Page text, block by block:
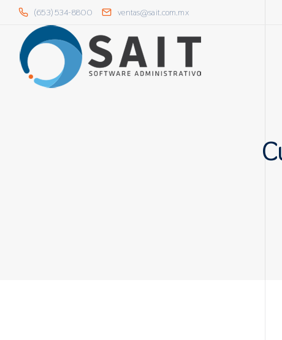
(653) 534-8800 ventas@sait.com.mx